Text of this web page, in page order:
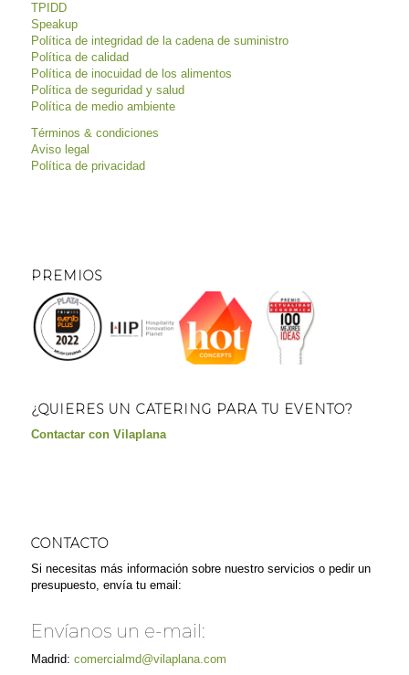
TPIDD
Speakup
Política de integridad de la cadena de suministro
Política de calidad
Política de inocuidad de los alimentos
Política de seguridad y salud
Política de medio ambiente
Términos & condiciones
Aviso legal
Política de privacidad
PREMIOS
¿QUIERES UN CATERING PARA TU EVENTO?
Contactar con Vilaplana
CONTACTO
Si necesitas más información sobre nuestro servicios o pedir un
presupuesto, envía tu email:
Envíanos un e-mail:
Madrid: comercialmd@vilaplana.com